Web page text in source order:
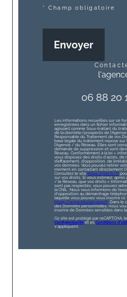
* Champ obligatoire
Envoyer
06 88 20
Les informations recueillies sur ce
enregistrées dans un fichier
agissant comme Sous-traitant du
de la clientèle/prospects de
Responsable du Traitement de vos
base légale du traitement repose
l'Agence / du Réseau. Elles sont
demande de suppression et sont
Réseau. Conformément à la loi «
vous disposez des droits d’accès, de
d’effacement, d’opposition, de
vos données. Vous pouvez retirer
moment en contactant directement
Consultez le site https://cnil.fr/fr
sur vos droits. Si vous estimez, après
/ le Réseau, que vos droits «
sont pas respectés, vous pouvez
la CNIL. Nous vous informons de
d'opposition au démarchage
laquelle vous pouvez vous inscrire ici :
https://www.bloctel.gouv.fr. Dans le
des Données personnelles, nous
inscrire de Données sensibles dans
Ce site est protégé par reCAPTCHA,
Confidentialité et esConditions
s'appliquent.